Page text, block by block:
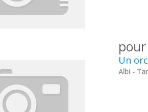
Un
Albi -